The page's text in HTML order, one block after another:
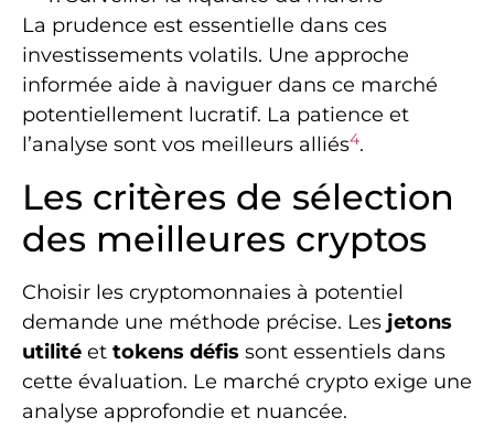
La prudence est essentielle dans ces
investissements volatils. Une approche
informée aide à naviguer dans ce marché
potentiellement lucratif. La patience et
l’analyse sont vos meilleurs alliés4.
Les critères de sélection
des meilleures cryptos
Choisir les cryptomonnaies à potentiel
demande une méthode précise. Les jetons
utilité et tokens défis sont essentiels dans
cette évaluation. Le marché crypto exige une
analyse approfondie et nuancée.